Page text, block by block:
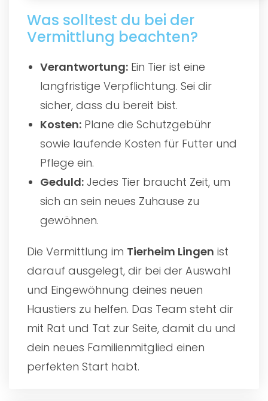
Was solltest du bei der
Vermittlung beachten?
Verantwortung: Ein Tier ist eine
langfristige Verpflichtung. Sei dir
sicher, dass du bereit bist.
Kosten: Plane die Schutzgebühr
sowie laufende Kosten für Futter und
Pflege ein.
Geduld: Jedes Tier braucht Zeit, um
sich an sein neues Zuhause zu
gewöhnen.
Die Vermittlung im Tierheim Lingen ist
darauf ausgelegt, dir bei der Auswahl
und Eingewöhnung deines neuen
Haustiers zu helfen. Das Team steht dir
mit Rat und Tat zur Seite, damit du und
dein neues Familienmitglied einen
perfekten Start habt.